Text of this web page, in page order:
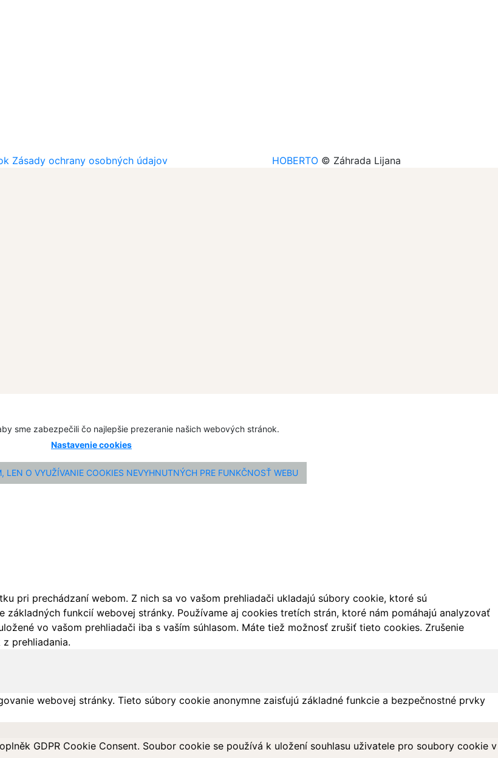
Zásady ochrany osobných údajov HOBERTO © Záhrada Lijana
sme zabezpečili čo najlepšie prezeranie našich webových stránok.
Nastavenie cookies
LEN O VYUŽÍVANIE COOKIES NEVYHNUTNÝCH PRE FUNKČNOSŤ WEBU
pri prechádzaní webom. Z nich sa vo vašom prehliadači ukladajú súbory cookie, ktoré sú
funkcií webovej stránky. Používame aj cookies tretích strán, ktoré nám pomáhajú analyzovať
vo vašom prehliadači iba s vaším súhlasom. Máte tiež možnosť zrušiť tieto cookies. Zrušenie
prehliadania.
webovej stránky. Tieto súbory cookie anonymne zaisťujú základné funkcie a bezpečnostné prvky
GDPR Cookie Consent. Soubor cookie se používá k uložení souhlasu uživatele pro soubory cookie v